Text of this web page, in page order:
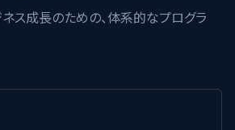
ス成長のための、体系的なプログラ